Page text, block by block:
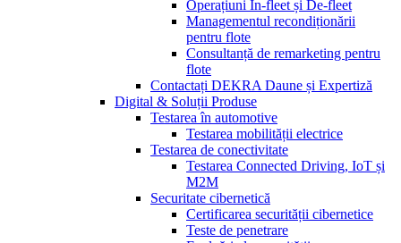
Operațiuni In-fleet și De-fleet
Managementul recondiționării
pentru flote
Consultanță de remarketing pentru
flote
Contactați DEKRA Daune și Expertiză
Digital & Soluții Produse
Testarea în automotive
Testarea mobilității electrice
Testarea de conectivitate
Testarea Connected Driving, IoT și
M2M
Securitate cibernetică
Certificarea securității cibernetice
Teste de penetrare